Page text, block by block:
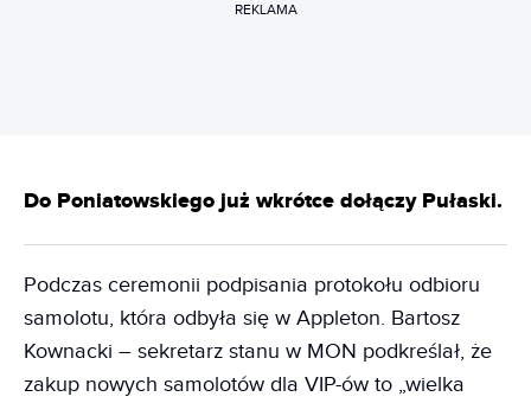
REKLAMA
Do Poniatowskiego już wkrótce dołączy Pułaski.
Podczas ceremonii podpisania protokołu odbioru
samolotu, która odbyła się w Appleton. Bartosz
Kownacki – sekretarz stanu w MON podkreślał, że
zakup nowych samolotów dla VIP-ów to „wielka